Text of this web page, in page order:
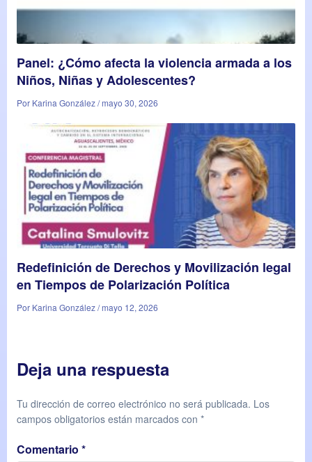
Panel: ¿Cómo afecta la violencia armada a los
Niños, Niñas y Adolescentes?
Por Karina González / mayo 30, 2026
Redefinición de Derechos y Movilización legal
en Tiempos de Polarización Política
Por Karina González / mayo 12, 2026
Deja una respuesta
Tu dirección de correo electrónico no será publicada. Los
campos obligatorios están marcados con *
Comentario *